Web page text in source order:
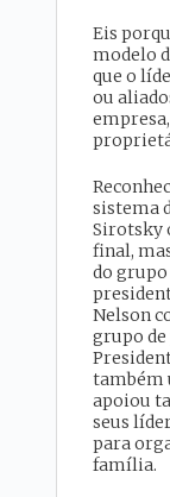
Eis
modelo
que o
ou
sistema
Sirotsky
final,
do grupo
Nelson
grupo
também
apoiou
seus
para
família.